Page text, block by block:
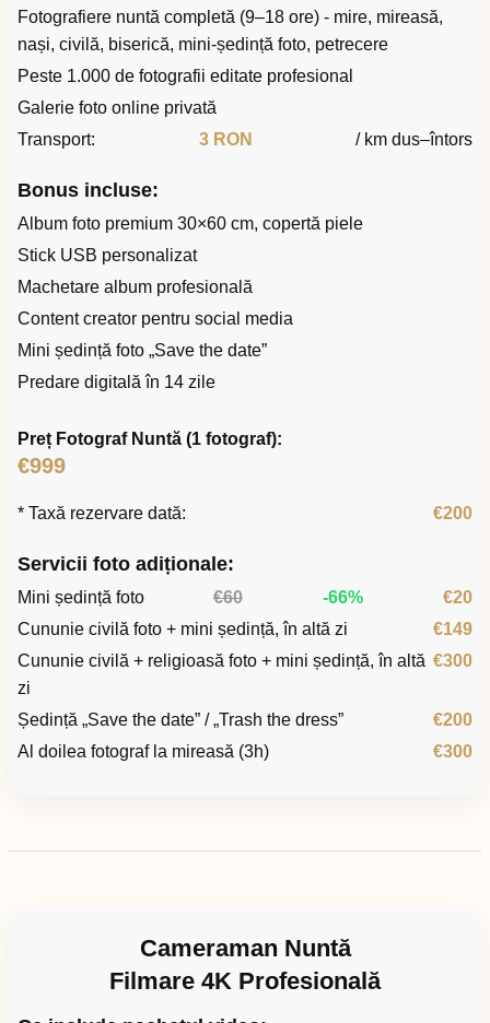
Fotografiere nuntă completă (9–18 ore) - mire, mireasă,
nași, civilă, biserică, mini-ședință foto, petrecere
Peste 1.000 de fotografii editate profesional
Galerie foto online privată
Transport:
3 RON / km dus–întors
Bonus incluse:
Album foto premium 30×60 cm, copertă piele
Stick USB personalizat
Machetare album profesională
Content creator pentru social media
Mini ședință foto „Save the date”
Predare digitală în 14 zile
Preț Fotograf Nuntă (1 fotograf):
€999
* Taxă rezervare dată: €200
Servicii foto adiționale:
Mini ședință foto €60 -66%
€20
Cununie civilă foto + mini ședință, în altă zi
€149
Cununie civilă + religioasă foto + mini ședință, în altă
zi
€300
Ședință „Save the date” / „Trash the dress”
€200
Al doilea fotograf la mireasă (3h)
€300
Cameraman Nuntă
Filmare 4K Profesională